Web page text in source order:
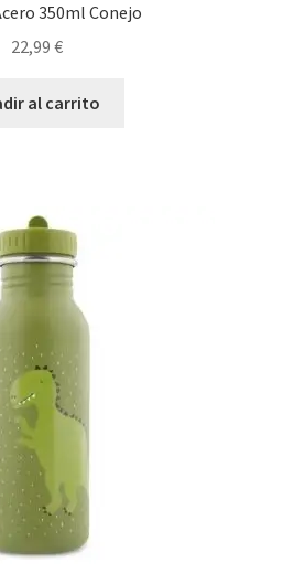
350ml Conejo
22,99 €
al carrito